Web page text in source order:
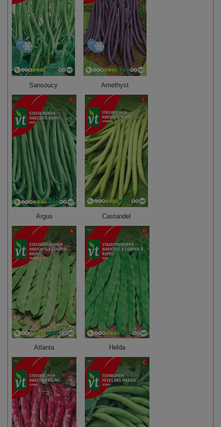
Sansoucy Amethyst
Argus Castandel
Atlanta Helda